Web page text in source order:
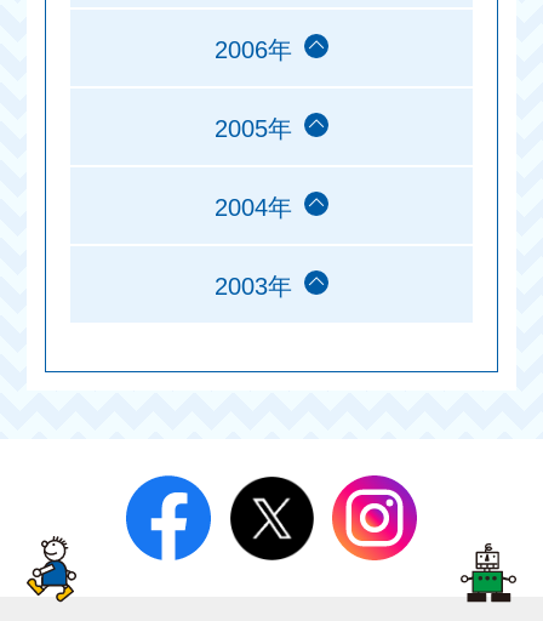
2006年
2005年
2004年
2003年